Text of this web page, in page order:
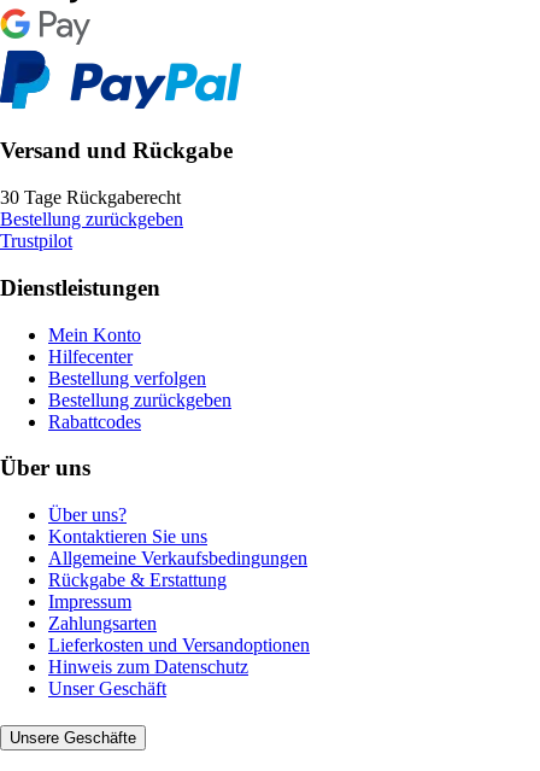
Versand und Rückgabe
30 Tage Rückgaberecht
Bestellung zurückgeben
Trustpilot
Dienstleistungen
Mein Konto
Hilfecenter
Bestellung verfolgen
Bestellung zurückgeben
Rabattcodes
Über uns
Über uns?
Kontaktieren Sie uns
Allgemeine Verkaufsbedingungen
Rückgabe & Erstattung
Impressum
Zahlungsarten
Lieferkosten und Versandoptionen
Hinweis zum Datenschutz
Unser Geschäft
Unsere Geschäfte